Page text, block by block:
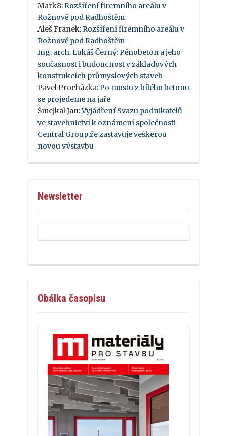
Mark8: Rozšíření firemního areálu v
Rožnově pod Radhoštěm
Aleš Franek: Rozšíření firemního areálu v
Rožnově pod Radhoštěm
Ing. arch. Lukáš Černý: Pěnobeton a jeho
současnost i budoucnost v základových
konstrukcích průmyslových staveb
Pavel Procházka: Po mostu z bílého betonu
se projedeme na jaře
Šmejkal Jan:Vyjádření Svazu podnikatelů
ve stavebnictví k oznámení společnosti
Central Group,že zastavuje veškerou
novou výstavbu
Newsletter
Obálka časopisu